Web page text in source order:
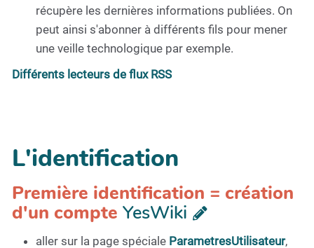
récupère les dernières informations publiées. On
peut ainsi s'abonner à différents fils pour mener
une veille technologique par exemple.
Différents lecteurs de flux RSS
L'identification
Première identification = création
d'un compte YesWiki
aller sur la page spéciale ParametresUtilisateur,